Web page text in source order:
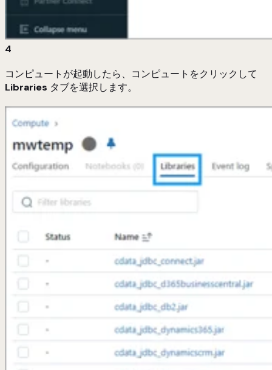
4
コンピュートが起動したら、コンピュートをクリックして
Libraries タブを選択します。